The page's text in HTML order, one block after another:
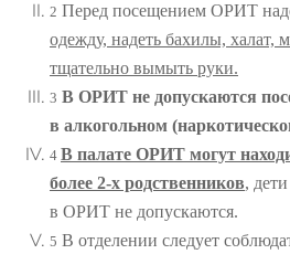
2 Перед посещением ОРИТ
одежду, надеть бахилы, халат,
тщательно вымыть руки.
3 В ОРИТ не допускаются
в алкогольном
4 В палате ОРИТ могут
более 2-х родственников,
в ОРИТ не допускаются.
5 В отделении следует